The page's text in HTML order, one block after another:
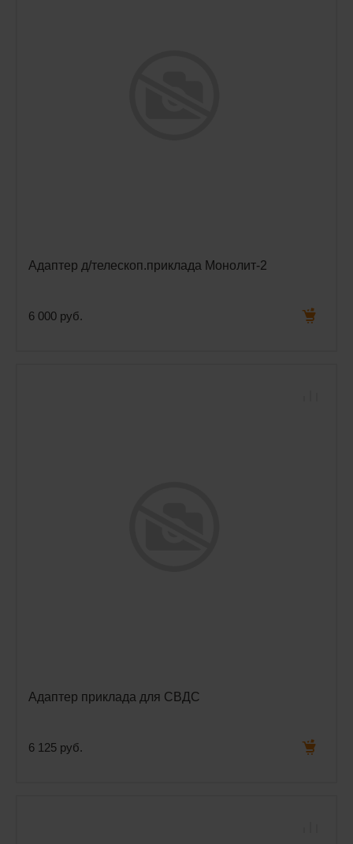
Адаптер д/телескоп.приклада Монолит-2
6 000 руб.
Адаптер приклада для СВДС
6 125 руб.